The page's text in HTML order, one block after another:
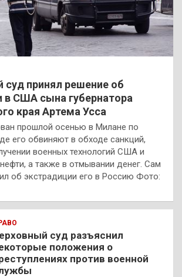
суд принял решение об
в США сына губернатора
края Артема Усса
прошлой осенью в Милане по
его обвиняют в обходе санкций,
военных технологий США и
а также в отмывании денег. Сам
об экстрадиции его в Россию Фото:
суд разъяснил
положения о
против военной